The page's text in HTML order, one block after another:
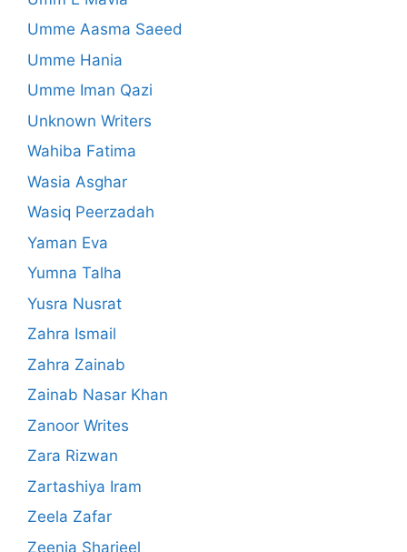
Umme Aasma Saeed
Umme Hania
Umme Iman Qazi
Unknown Writers
Wahiba Fatima
Wasia Asghar
Wasiq Peerzadah
Yaman Eva
Yumna Talha
Yusra Nusrat
Zahra Ismail
Zahra Zainab
Zainab Nasar Khan
Zanoor Writes
Zara Rizwan
Zartashiya Iram
Zeela Zafar
Zeenia Sharjeel